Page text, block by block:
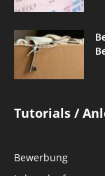
Tutorials /
Bewerbung